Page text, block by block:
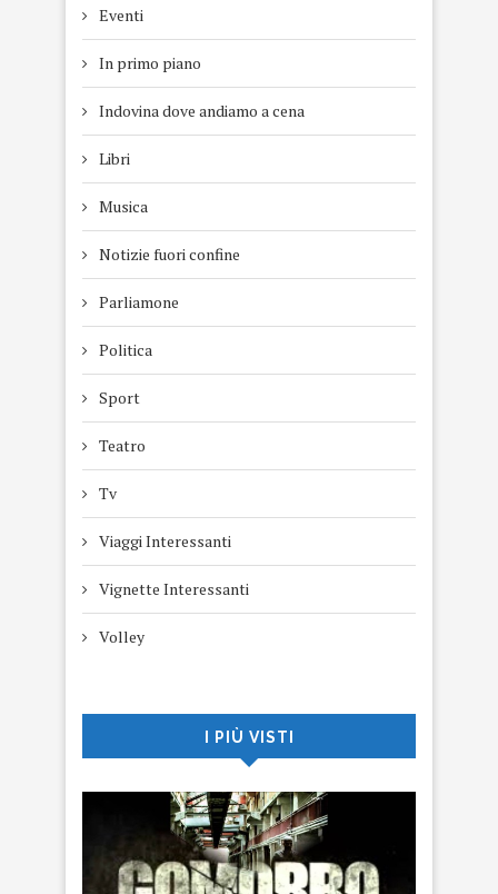
Eventi
In primo piano
Indovina dove andiamo a cena
Libri
Musica
Notizie fuori confine
Parliamone
Politica
Sport
Teatro
Tv
Viaggi Interessanti
Vignette Interessanti
Volley
I PIÙ VISTI